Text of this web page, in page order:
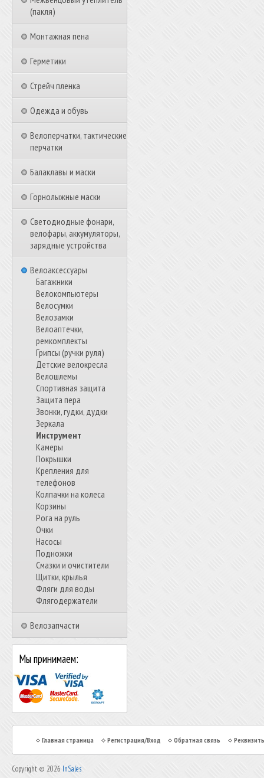
(пакля)
Монтажная пена
Герметики
Стрейч пленка
Одежда и обувь
Велоперчатки, тактические
перчатки
Балаклавы и маски
Горнолыжные маски
Светодиодные фонари,
велофары, аккумуляторы,
зарядные устройства
Велоаксессуары
Багажники
Велокомпьютеры
Велосумки
Велозамки
Велоаптечки,
ремкомплекты
Грипсы (ручки руля)
Детские велокресла
Велошлемы
Спортивная защита
Защита пера
Звонки, гудки, дудки
Зеркала
Инструмент
Камеры
Покрышки
Крепления для
телефонов
Колпачки на колеса
Корзины
Рога на руль
Очки
Насосы
Подножки
Смазки и очистители
Щитки, крылья
Фляги для воды
Флягодержатели
Велозапчасти
Мы принимаем:
Главная страница Регистрация/Вход Обратная связь
Copyright © 2026 InSales